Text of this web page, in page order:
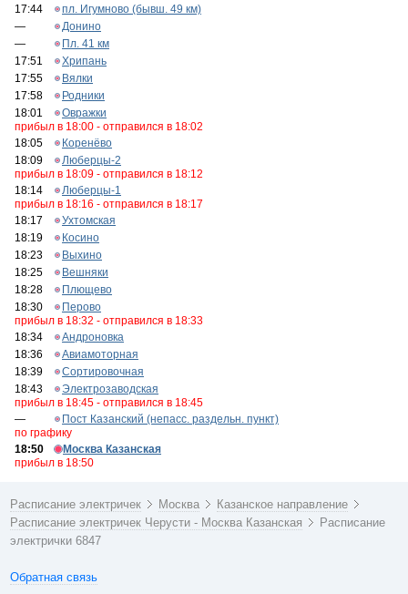
17:44
пл. Игумново (бывш. 49 км)
—
Донино
—
Пл. 41 км
17:51
Хрипань
17:55
Вялки
17:58
Родники
18:01
Овражки
прибыл в 18:00 - отправился в 18:02
18:05
Коренёво
18:09
Люберцы-2
прибыл в 18:09 - отправился в 18:12
18:14
Люберцы-1
прибыл в 18:16 - отправился в 18:17
18:17
Ухтомская
18:19
Косино
18:23
Выхино
18:25
Вешняки
18:28
Плющево
18:30
Перово
прибыл в 18:32 - отправился в 18:33
18:34
Андроновка
18:36
Авиамоторная
18:39
Сортировочная
18:43
Электрозаводская
прибыл в 18:45 - отправился в 18:45
—
Пост Казанский (непасс. раздельн. пункт)
по графику
18:50
Москва Казанская
прибыл в 18:50
Расписание электричек Москва
Казанское направление
Расписание электричек Черусти - Москва Казанская
Расписание
электрички 6847
Обратная связь